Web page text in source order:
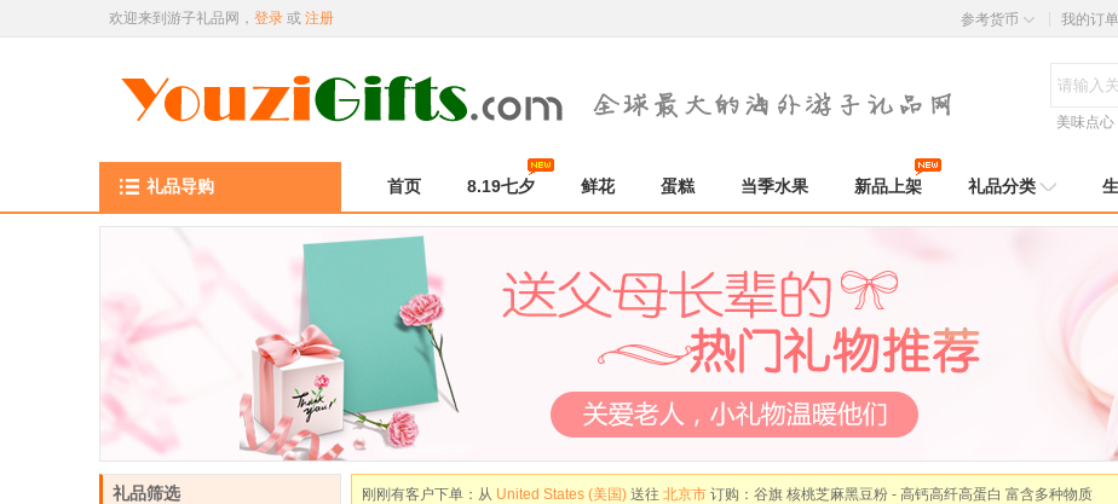
欢迎来到游子礼品网， 登录 或 注册 参考货币 我的订单
美味点心
礼品导购 首页 8.19七夕 鲜花 蛋糕 当季水果 新品上架 礼品分类
刚刚有客户下单：从 Canada (加拿大)送往沈阳市订购： 新疆恐龙蛋 李子 - 脆爽多汁 酸甜可口
刚刚有客户下单：从 Canada (加拿大)送往沈阳市订购：元祖冰淇淋蛋糕-圆梦启航 - 6号 8号可选
刚刚有客户下单：从 United States (美国) 送往 北京市 订购： 好利来-福寿满堂蛋糕 - 100%动物奶油
刚刚有客户下单：从 United States (美国)送往北京市订购：富硒熟咸鸭蛋皮蛋礼盒（2箱） - 无抗生素 高温杀菌
刚刚有客户下单：从United States (美国)送往北京市订购：谷旗 核桃芝麻黑豆粉 - 高钙高纤高蛋白 富含多种物质
礼品筛选